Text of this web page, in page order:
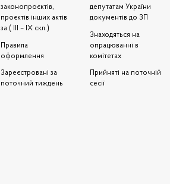
законопроєктів,
проєктів інших актів
за ( III – IX скл.)
Правила
оформлення
Зареєстровані за
поточний тиждень
депутатам України
документів до ЗП
Знаходяться на
опрацюванні в
комітетах
Прийняті на поточній
сесії